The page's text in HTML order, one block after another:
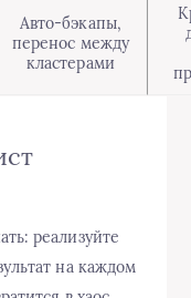
Авто-бэкапы,
перенос между
кластерами
реализуйте
на каждом